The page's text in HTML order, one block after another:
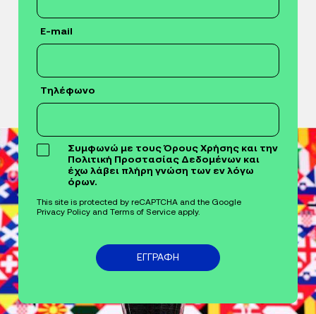
E-mail
Τηλέφωνο
Συμφωνώ με τους Όρους Χρήσης και την
Πολιτική Προστασίας Δεδομένων και
έχω λάβει πλήρη γνώση των εν λόγω
όρων.
This site is protected by reCAPTCHA and the Google
Privacy Policy and Terms of Service apply.